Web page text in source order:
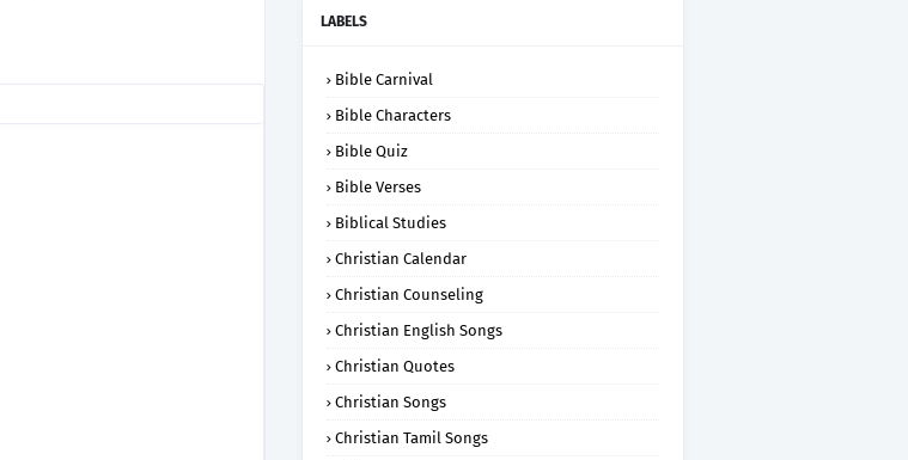
LABELS
Bible Carnival
Bible Characters
Bible Quiz
Bible Verses
Biblical Studies
Christian Calendar
Christian Counseling
Christian English Songs
Christian Quotes
Christian Songs
Christian Tamil Songs